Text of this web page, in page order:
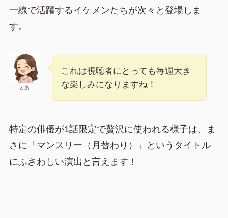
一線で活躍するイケメンたちが次々と登場しま
す。
とあ
これは視聴者にとっても毎週大き
な楽しみになりますね！
特定の俳優が1話限定で贅沢に使われる様子は、ま
さに「マンスリー（月替わり）」というタイトル
にふさわしい演出と言えます！